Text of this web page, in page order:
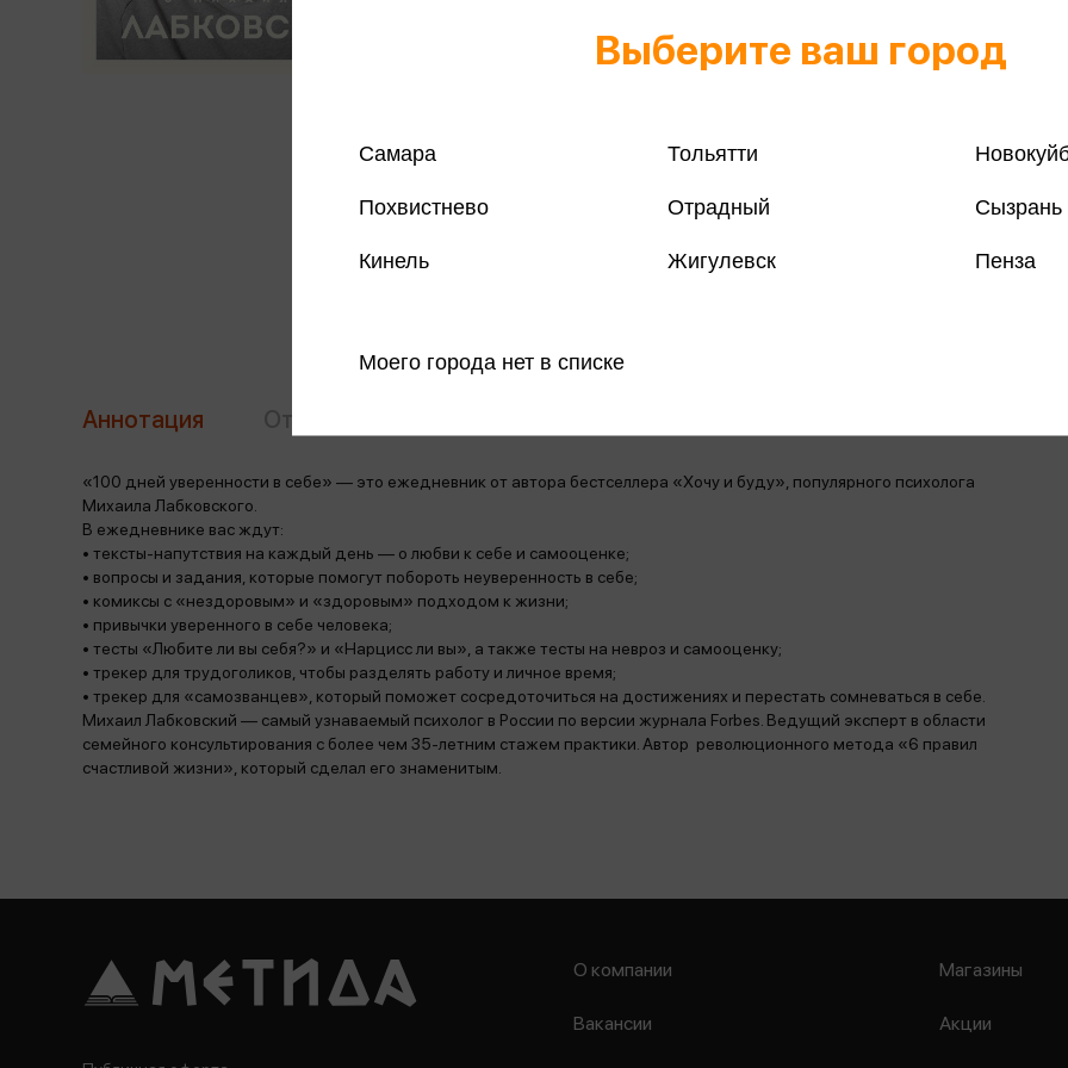
Все книги
Поделиться
Аннотация
«100 дней уверенности в себе» — это ежедневник от автора бестселлера «Хочу и буду», популярного психолога
Михаила Лабковского.
В ежедневнике вас ждут:
• тексты-напутствия на каждый день — о любви к себе и самооценке;
• вопросы и задания, которые помогут побороть неуверенность в себе;
• комиксы с «нездоровым» и «здоровым» подходом к жизни;
• привычки уверенного в себе человека;
• тесты «Любите ли вы себя?» и «Нарцисс ли вы», а также тесты на невроз и самооценку;
• трекер для трудоголиков, чтобы разделять работу и личное время;
• трекер для «самозванцев», который поможет сосредоточиться на достижениях и перестать сомневаться в себе.
Михаил Лабковский — самый узнаваемый психолог в России по версии журнала Forbes. Ведущий эксперт в области
семейного консультирования с более чем 35-летним стажем практики. Автор революционного метода «6 правил
счастливой жизни», который сделал его знаменитым.
Выберите ваш город
Самара Тольятти
Похвистнево Отрадный Сызрань
Кинель Жигулевск Пенза
Моего города нет в списке
О компании
Вакансии
Магазины
Акции